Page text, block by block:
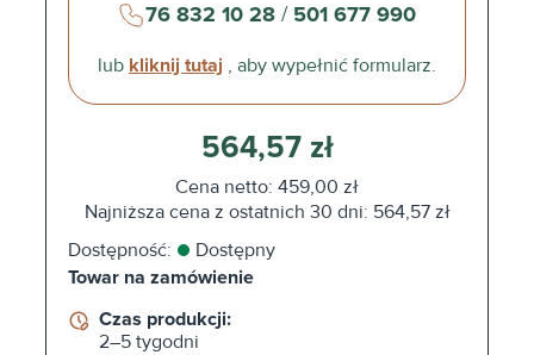
76 832 10 28/ 501 677 990
lub kliknij tutaj , aby wypełnić formularz.
564,57 zł
Cena netto: 459,00 zł
Najniższa cena z ostatnich 30 dni: 564,57 zł
Dostępność:
Dostępny
Towar na zamówienie
Czas produkcji:
2–5 tygodni